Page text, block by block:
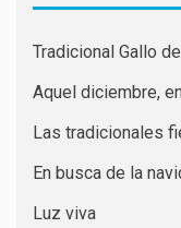
Tradicional Gallo
Aquel diciembre,
Las tradicionales
En busca de la
Luz viva